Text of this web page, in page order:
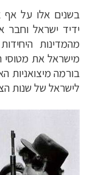
בשנים אלו על אף
ידיד ישראל וחבר
מהמדינות
מישראל את מטוסי
בורמה מיצואניות
לישראל של שנות